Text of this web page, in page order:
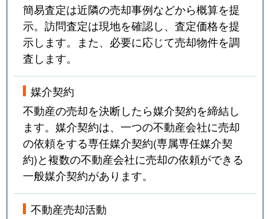
簡易査定は近隣の売却事例などから概算を提
示。訪問査定は現地を確認し、査定価格を提
示します。また、必要に応じて売却物件を調
査します。
媒介契約
不動産の売却を決断したら媒介契約を締結し
ます。媒介契約は、一つの不動産会社に売却
の依頼をする専任媒介契約(専属専任媒介契
約)と複数の不動産会社に売却の依頼ができる
一般媒介契約があります。
不動産売却活動